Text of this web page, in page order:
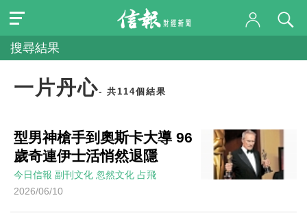
搜尋結果
一片丹心- 共114個結果
型男神槍手到奧斯卡大導 96
歲奇連伊士活悄然退隱
今日信報 副刊文化 忽然文化 占飛
2026/06/10